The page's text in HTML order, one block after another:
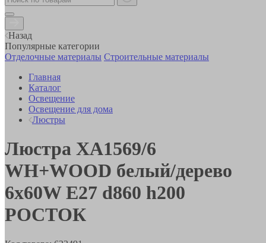
Назад
Популярные категории
Отделочные материалы Строительные материалы
Главная
Каталог
Освещение
Освещение для дома
Люстры
Люстра XA1569/6
WH+WOOD белый/дерево
6х60W E27 d860 h200
РОСТОК